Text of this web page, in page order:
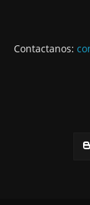
Contactanos: